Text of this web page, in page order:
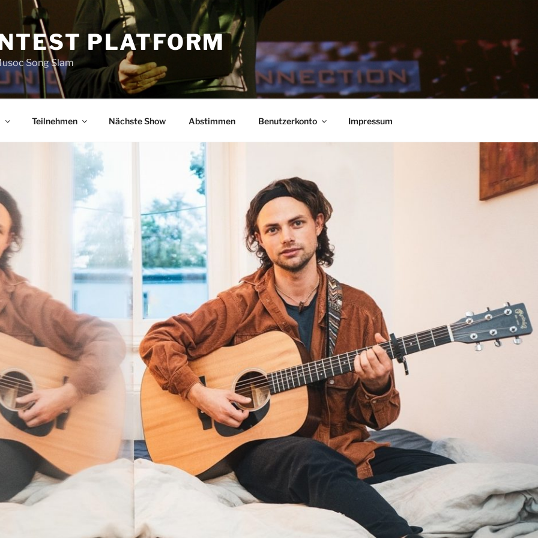
PLATFORM
Song Slam
Teilnehmen Nächste Show Abstimmen Benutzerkonto Impressum